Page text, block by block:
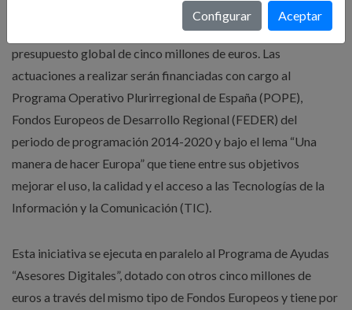
toda España por el Ministerio de Economía y Empresa, a
través de la entidad pública Red.es, cuentan con un
presupuesto global de cinco millones de euros. Las
actuaciones a realizar serán financiadas con cargo al
Programa Operativo Plurirregional de España (POPE),
Fondos Europeos de Desarrollo Regional (FEDER) del
periodo de programación 2014-2020 y bajo el lema “Una
manera de hacer Europa” que tiene entre sus objetivos
mejorar el uso, la calidad y el acceso a las Tecnologías de la
Información y la Comunicación (TIC).
Esta iniciativa se ejecuta en paralelo al Programa de Ayudas
“Asesores Digitales”, dotado con otros cinco millones de
euros a través del mismo tipo de Fondos Europeos y tiene por
Configurar Aceptar